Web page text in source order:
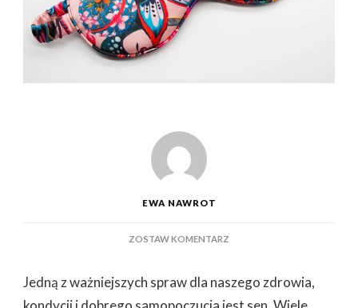
EWA NAWROT
ZOSTAW KOMENTARZ
ZAINWESTOWAĆ
Jedną z ważniejszych spraw dla naszego zdrowia,